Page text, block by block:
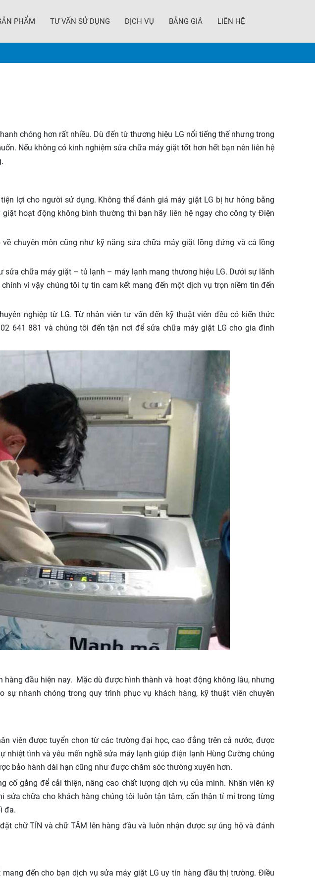
PHẨM TƯ VẤN SỬ DỤNG DỊCH VỤ BẢNG GIÁ LIÊN HỆ
chóng hơn rất nhiều. Dù đến từ thương hiệu LG nổi tiếng thế nhưng trong
Nếu không có kinh nghiệm sửa chữa máy giặt tốt hơn hết bạn nên liên hệ
lợi cho người sử dụng. Không thể đánh giá máy giặt LG bị hư hỏng bằng
hoạt động không bình thường thì bạn hãy liên hệ ngay cho công ty Điện
chuyên môn cũng như kỹ năng sửa chữa máy giặt lồng đứng và cả lồng
chữa máy giặt – tủ lạnh – máy lạnh mang thương hiệu LG. Dưới sự lãnh
vì vậy chúng tôi tự tin cam kết mang đến một dịch vụ trọn niềm tin đến
nghiệp từ LG. Từ nhân viên tư vấn đến kỹ thuật viên đều có kiến thức
641 881 và chúng tôi đến tận nơi để sửa chữa máy giặt LG cho gia đình
hàng đầu hiện nay. Mặc dù được hình thành và hoạt động không lâu, nhưng
nhanh chóng trong quy trình phục vụ khách hàng, kỹ thuật viên chuyên
viên được tuyển chọn từ các trường đại học, cao đẳng trên cả nước, được
tình và yêu mến nghề sửa máy lạnh giúp điện lạnh Hùng Cường chúng
bảo hành dài hạn cũng như được chăm sóc thường xuyên hơn.
cố gắng để cải thiện, nâng cao chất lượng dịch vụ của mình. Nhân viên kỹ
sửa chữa cho khách hàng chúng tôi luôn tận tâm, cẩn thận tỉ mỉ trong từng
đa.
chữ TÍN và chữ TÂM lên hàng đầu và luôn nhận được sự ủng hộ và đánh
đến cho bạn dịch vụ sửa máy giặt LG uy tín hàng đầu thị trường. Điều